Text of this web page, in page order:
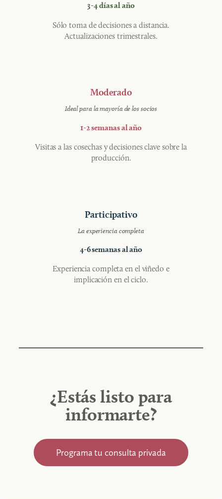
3-4 días al año
Sólo toma de decisiones a distancia.
Actualizaciones trimestrales.
Moderado
Ideal para la mayoría de los socios
1-2 semanas al año
Visitas a las cosechas y decisiones clave sobre la
producción.
Participativo
La experiencia completa
4-6 semanas al año
Experiencia completa en el viñedo e
implicación en el ciclo.
¿Estás listo para
informarte?
Programa tu consulta privada